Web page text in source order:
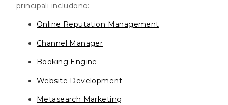
principali includono:
Online Reputation Management
Channel Manager
Booking Engine
Website Development
Metasearch Marketing